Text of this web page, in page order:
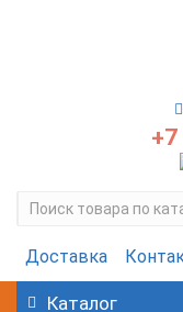
Доставка
Каталог